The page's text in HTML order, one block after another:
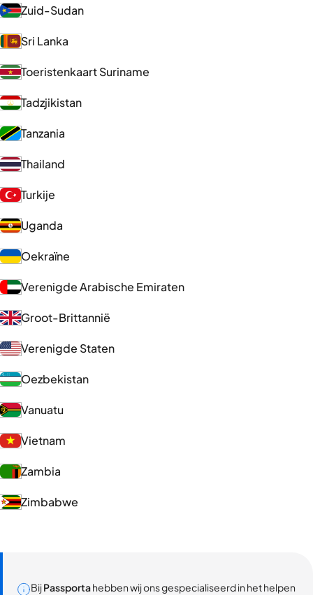
Zuid-Sudan
Sri Lanka
Toeristenkaart Suriname
Tadzjikistan
Tanzania
Thailand
Turkije
Uganda
Oekraïne
Verenigde Arabische Emiraten
Groot-Brittannië
Verenigde Staten
Oezbekistan
Vanuatu
Vietnam
Zambia
Zimbabwe
BijPassportahebben wij ons gespecialiseerd in het helpen